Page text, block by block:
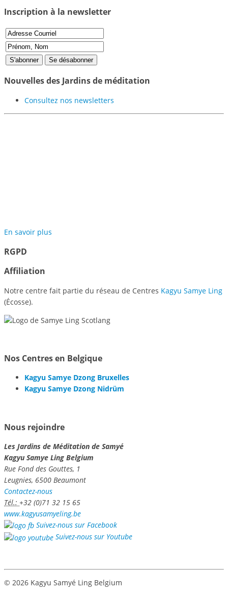
Inscription à la newsletter
Nouvelles des Jardins de méditation
Consultez nos newsletters
En savoir plus
RGPD
Affiliation
Notre centre fait partie du réseau de Centres Kagyu Samye Ling
(Écosse).
Nos Centres en Belgique
Kagyu Samye Dzong Bruxelles
Kagyu Samye Dzong Nidrüm
Nous rejoindre
Les Jardins de Méditation de Samyé
Kagyu Samye Ling Belgium
Rue Fond des Gouttes, 1
Leugnies, 6500 Beaumont
Contactez-nous
Tél.: +32 (0)71 32 15 65
www.kagyusamyeling.be
Suivez-nous sur Facebook
Suivez-nous sur Youtube
© 2026 Kagyu Samyé Ling Belgium